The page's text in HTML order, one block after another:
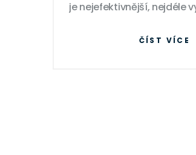
je nejefektivnější, nejdéle
ČÍST VÍCE